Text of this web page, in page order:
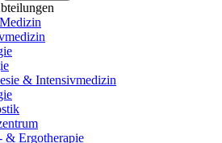
& Intensivmedizin
& Ergotherapie